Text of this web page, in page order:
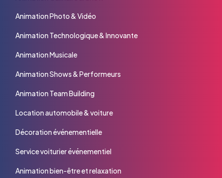
Animation Photo & Vidéo
Animation Technologique & Innovante
Animation Musicale
Animation Shows & Performeurs
Animation Team Building
Location automobile & voiture
Décoration événementielle
Service voiturier événementiel
Animation bien-être et relaxation